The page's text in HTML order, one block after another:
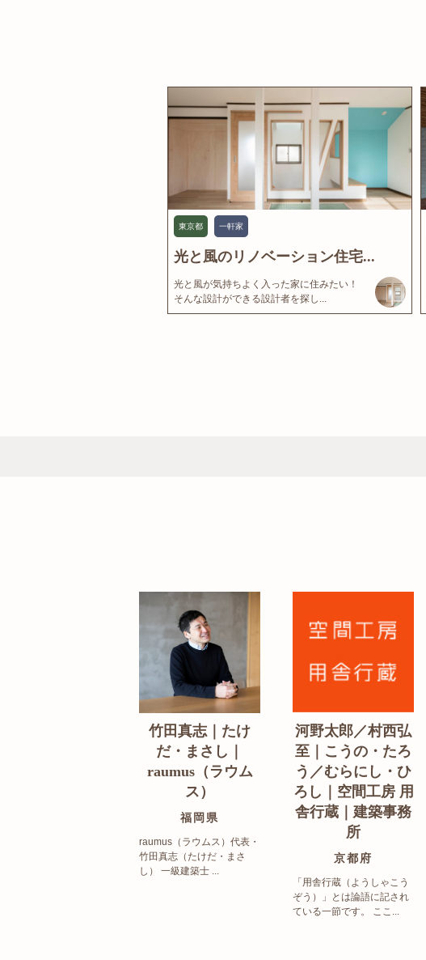
東京都 一軒家
光と風のリノベーション住宅...
光と風が気持ちよく入った家に住みたい！
そんな設計ができる設計者を探し...
竹田真志｜たけ
だ・まさし｜
raumus（ラウム
ス）
福岡県
raumus（ラウムス）代表・
竹田真志（たけだ・まさ
し） 一級建築士 ...
河野太郎／村西弘
至｜こうの・たろ
う／むらにし・ひ
ろし｜空間工房 用
舎行蔵｜建築事務
所
京都府
「用舎行蔵（ようしゃこう
ぞう）」とは論語に記され
ている一節です。 ここ...